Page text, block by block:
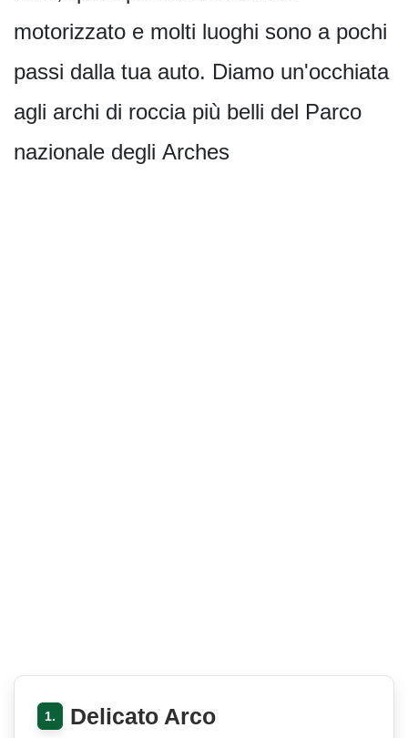
motorizzato e molti luoghi sono a pochi
passi dalla tua auto. Diamo un'occhiata
agli archi di roccia più belli del Parco
nazionale degli Arches
1. Delicato Arco